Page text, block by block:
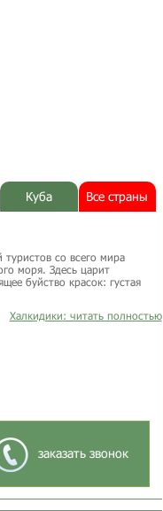
Куба Все страны
со всего мира
моря. Здесь царит
буйство красок: густая
Халкидики: читать полностью
заказать звонок